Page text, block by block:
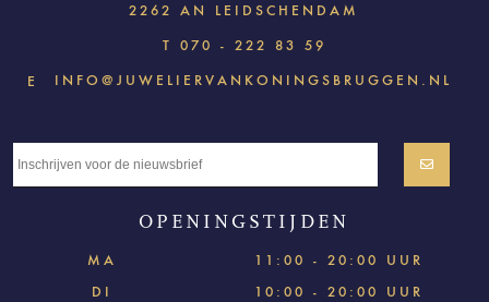
2262 AN LEIDSCHENDAM
T 070 - 222 83 59
E INFO@JUWELIERVANKONINGSBRUGGEN.NL
OPENINGSTIJDEN
MA
11:00 - 20:00 UUR
DI
10:00 - 20:00 UUR